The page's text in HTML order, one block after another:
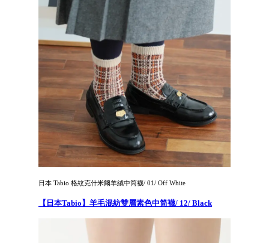
日本 Tabio 格紋克什米爾羊絨中筒襪/ 01/ Off White
【日本Tabio】羊毛混紡雙層素色中筒襪/ 12/ Black